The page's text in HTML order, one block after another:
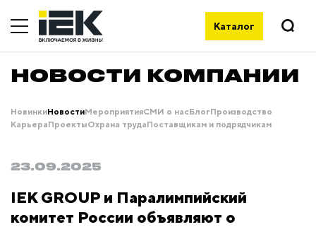
Каталог
НОВОСТИ КОМПАНИИ
НовинкиНовостиМероприятияСМИ о насБлогПроизводство
КарьераПроектыОхрана трудаПоставщикам и подрядчикам
23.09.2025
IEK GROUP и Паралимпийский
комитет России объявляют о